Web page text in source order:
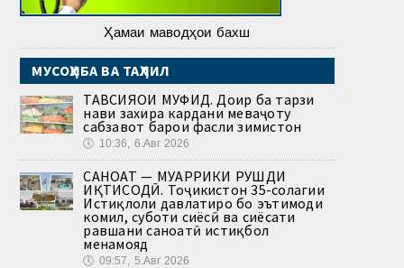
Ҳамаи маводҳои бахш
МУСОҲИБА ВА ТАҲЛИЛ
ТАВСИЯҲОИ МУФИД. Доир ба тарзи
нави захира кардани меваҷоту
сабзавот барои фасли зимистон
🕔 10:36, 6.Авг 2026
САНОАТ — МУҲАРРИКИ РУШДИ
ИҚТИСОДӢ. Тоҷикистон 35-солагии
Истиқлоли давлатиро бо эътимоди
комил, суботи сиёсӣ ва сиёсати
равшани саноатӣ истиқбол
менамояд
🕔 09:57, 5.Авг 2026